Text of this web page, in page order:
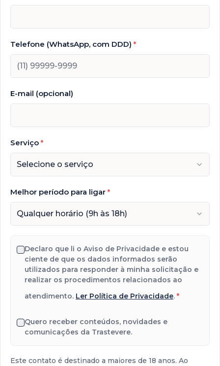
Telefone (WhatsApp, com DDD) *
E-mail (opcional)
Serviço *
Selecione o serviço
Melhor período para ligar *
Qualquer horário (9h às 18h)
Declaro que li o Aviso de Privacidade e estou
ciente de que os dados informados serão
utilizados para responder à minha solicitação e
realizar os procedimentos relacionados ao
atendimento. Ler Política de Privacidade. *
Quero receber conteúdos, novidades e
comunicações da Trastevere.
Este contato é destinado a maiores de 18 anos. Ao